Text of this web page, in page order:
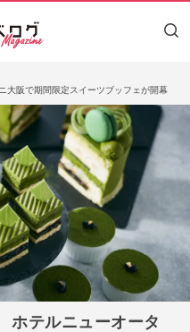
大阪で期間限定スイーツブッフェが開幕
ホテルニューオータ